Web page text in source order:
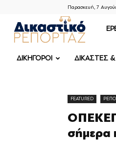
Παρασκευή, 7
ΔΙΚΗΓΟΡΟΙ ΔΙΚΑΣΤΕΣ &
FEATURED
σήμερα